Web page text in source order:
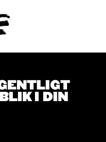
I DIN